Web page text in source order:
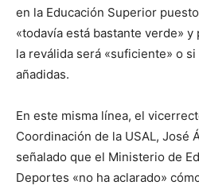
en la Educación Superior
«todavía está bastante verde»
la reválida será «suficiente» o
añadidas.
En este misma línea, el
Coordinación de la USAL, José
señalado que el Ministerio de
Deportes «no ha aclarado»